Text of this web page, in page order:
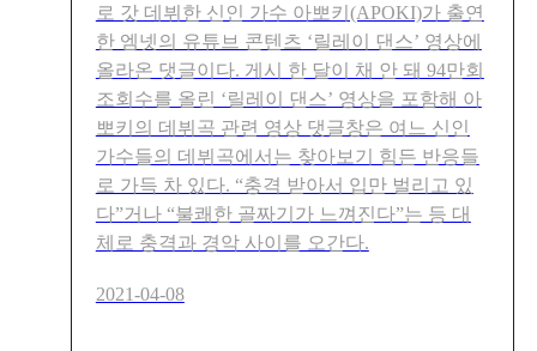
로 갓 데뷔한 신인 가수 아뽀키(APOKI)가 출연
한 엠넷의 유튜브 콘텐츠 ‘릴레이 댄스’ 영상에
올라온 댓글이다. 게시 한 달이 채 안 돼 94만회
조회수를 올린 ‘릴레이 댄스’ 영상을 포함해 아
뽀키의 데뷔곡 관련 영상 댓글창은 여느 신인
가수들의 데뷔곡에서는 찾아보기 힘든 반응들
로 가득 차 있다. “충격 받아서 입만 벌리고 있
다”거나 “불쾌한 골짜기가 느껴진다”는 등 대
체로 충격과 경악 사이를 오간다.
2021-04-08